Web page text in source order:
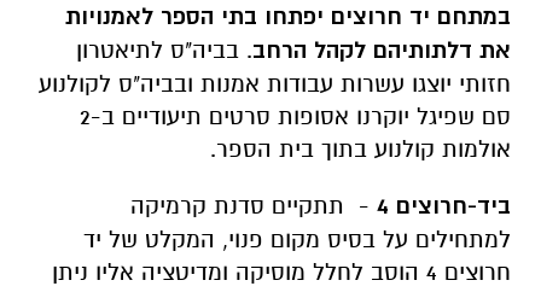
במתחם יד חרוצים יפתחו בתי הספר לאמנויות
את דלתותיהם לקהל הרחב. בביה"ס לתיאטרון
חזותי יוצגו עשרות עבודות אמנות ובביה"ס לקולנוע
סם שפיגל יוקרנו אסופות סרטים תיעודיים ב-2
אולמות קולנוע בתוך בית הספר.
ביד-חרוצים 4
- תתקיים סדנת קרמיקה
למתחילים על בסיס מקום פנוי, המקלט של יד
חרוצים 4 הוסב לחלל מוסיקה ומדיטציה אליו ניתן